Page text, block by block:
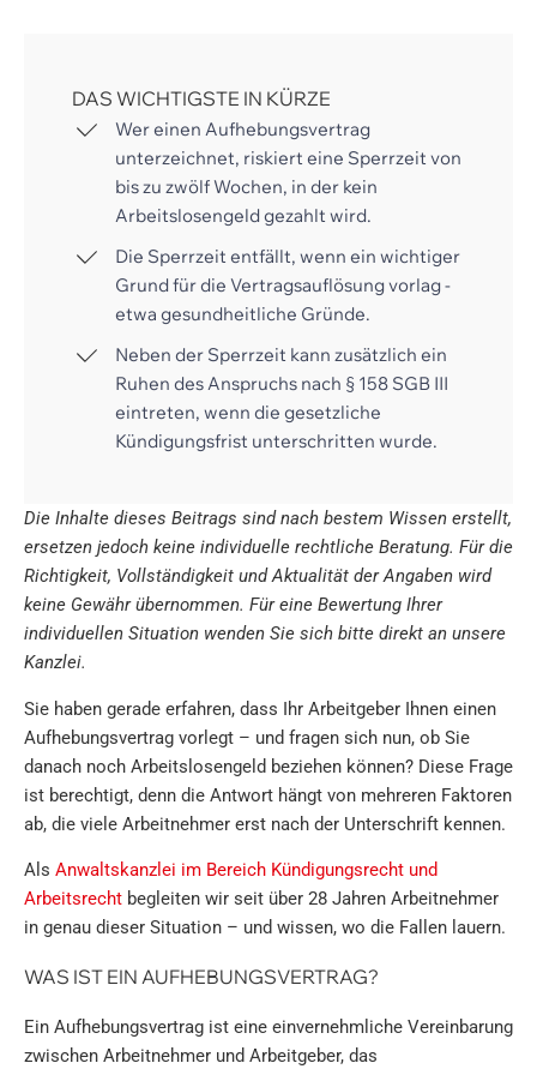
DAS WICHTIGSTE IN KÜRZE
Wer einen Aufhebungsvertrag
unterzeichnet, riskiert eine Sperrzeit von
bis zu zwölf Wochen, in der kein
Arbeitslosengeld gezahlt wird.
Die Sperrzeit entfällt, wenn ein wichtiger
Grund für die Vertragsauflösung vorlag -
etwa gesundheitliche Gründe.
Neben der Sperrzeit kann zusätzlich ein
Ruhen des Anspruchs nach § 158 SGB III
eintreten, wenn die gesetzliche
Kündigungsfrist unterschritten wurde.
Die Inhalte dieses Beitrags sind nach bestem Wissen erstellt,
ersetzen jedoch keine individuelle rechtliche Beratung. Für die
Richtigkeit, Vollständigkeit und Aktualität der Angaben wird
keine Gewähr übernommen. Für eine Bewertung Ihrer
individuellen Situation wenden Sie sich bitte direkt an unsere
Kanzlei.
Sie haben gerade erfahren, dass Ihr Arbeitgeber Ihnen einen
Aufhebungsvertrag vorlegt – und fragen sich nun, ob Sie
danach noch Arbeitslosengeld beziehen können? Diese Frage
ist berechtigt, denn die Antwort hängt von mehreren Faktoren
ab, die viele Arbeitnehmer erst nach der Unterschrift kennen.
Als Anwaltskanzlei im Bereich Kündigungsrecht und
Arbeitsrecht begleiten wir seit über 28 Jahren Arbeitnehmer
in genau dieser Situation – und wissen, wo die Fallen lauern.
WAS IST EIN AUFHEBUNGSVERTRAG?
Ein Aufhebungsvertrag ist eine einvernehmliche Vereinbarung
zwischen Arbeitnehmer und Arbeitgeber, das